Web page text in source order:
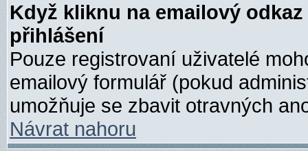
Když kliknu na emailový
přihlášení
Pouze registrovaní uživatelé
emailový formulář (pokud
umožňuje se zbavit otravných
Návrat nahoru